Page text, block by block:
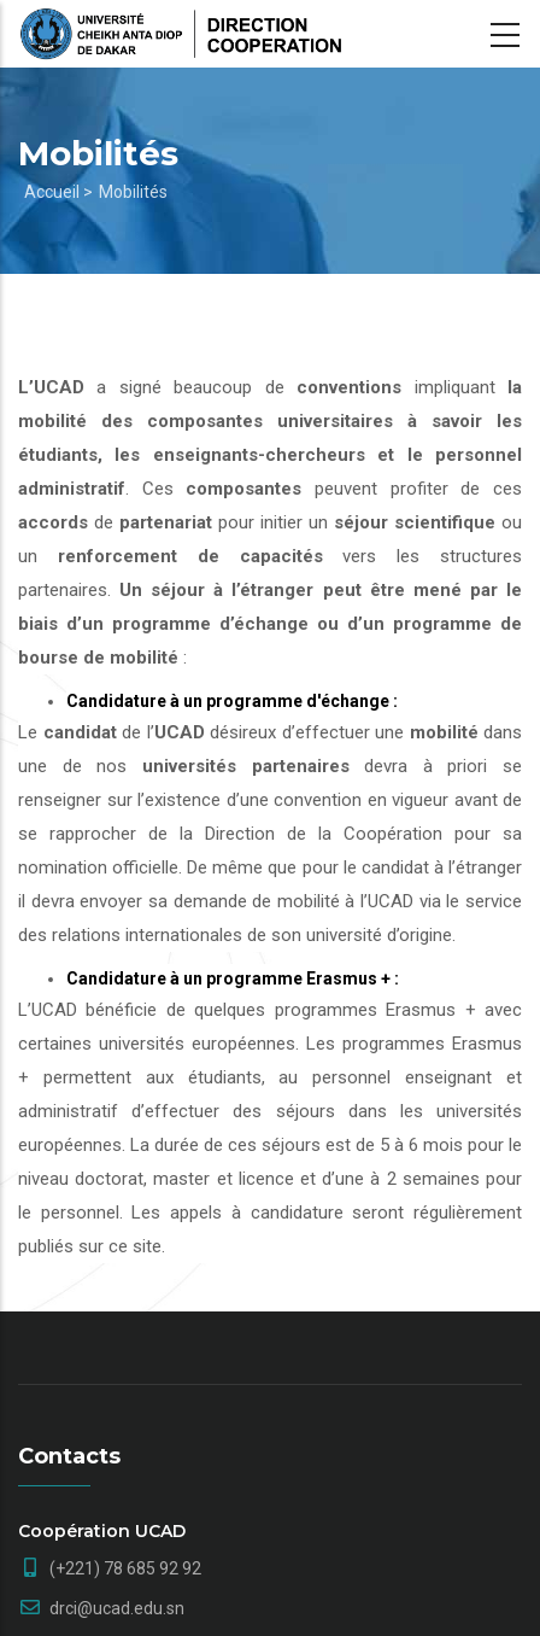
Aller
Mobilités
Fil
d'Ariane
Accueil > Mobilités
L’UCAD a signé beaucoup de conventions impliquant la
mobilité des composantes universitaires à savoir les
étudiants, les enseignants-chercheurs et le personnel
administratif . Ces composantes peuvent profiter de ces
accords de partenariat pour initier un séjour scientifique ou
un renforcement de capacitésvers les structures
partenaires. Un séjour à l’étranger peut être mené par le
biais d’un programme d’échange ou d’un programme de
bourse de mobilité :
Candidature à un programme d'échange :
Le candidatde l’UCAD désireux d’effectuer une mobilité dans
une de nos universités partenairesdevra à priori se
renseigner sur l’existence d’une convention en vigueur avant de
se rapprocher de la Direction de la Coopération pour sa
nomination officielle. De même que pour le candidat à l’étranger
il devra envoyer sa demande de mobilité à l’UCAD via le service
des relations internationales de son université d’origine.
Candidature à un programme Erasmus + :
L’UCAD bénéficie de quelques programmes Erasmus + avec
certaines universités européennes. Les programmes Erasmus
+ permettent aux étudiants, au personnel enseignant et
administratif d’effectuer des séjours dans les universités
européennes. La durée de ces séjours est de 5 à 6 mois pour le
niveau doctorat, master et licence et d’une à 2 semaines pour
le personnel. Les appels à candidature seront régulièrement
publiés sur ce site.
Contacts
Coopération UCAD
(+221) 78 685 92 92
drci@ucad.edu.sn